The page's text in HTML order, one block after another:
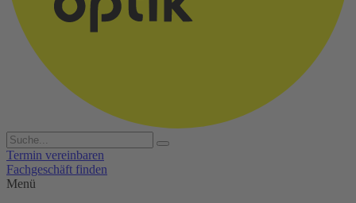
Termin vereinbaren
Fachgeschäft finden
Menü